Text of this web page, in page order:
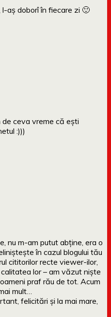
aș doborî în fiecare zi 🙂
de ceva vreme că eşti
:)))
nu m-am putut abține, era o
în cazul blogului tău
cititorilor recte viewer-ilor,
lor – am văzut niște
praf rău de tot. Acum
mult…
felicitări și la mai mare,